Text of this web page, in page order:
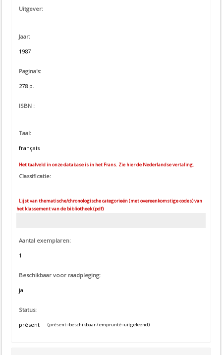
Uitgever:
Jaar:
1987
Pagina's:
278 p.
ISBN :
Taal:
français
Het taalveld in onze database is in het Frans. Zie hier de Nederlandse vertaling.
Classificatie:
Lijst van thematische/chronologische categorieën (met overeenkomstige codes) van
het klassement van de bibliotheek (pdf)
Aantal exemplaren:
1
Beschikbaar voor raadpleging:
ja
Status:
présent
(présent=beschikbaar / emprunté=uitgeleend)